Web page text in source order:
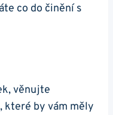
co do činění s
věnujte
které by vám měly